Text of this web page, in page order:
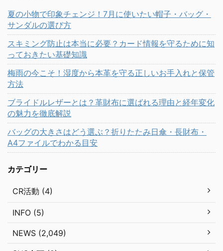
夏の小物で印象チェンジ！7月に使いたい帽子・バッグ・
サンダルの選び方
スキミング防止は本当に必要？カード情報を守るために知
っておきたい基礎知識
梅雨の今こそ！湿度から本革を守る正しいお手入れと保管
方法
ブライドルレザーとは？革財布に選ばれる理由と経年変化
の魅力を徹底解説
バッグの大きさはどう選ぶ？折りたたみ日傘・長財布・
A4ファイルでわかる目安
カテゴリー
CR活動 (4)
INFO (5)
NEWS (2,049)